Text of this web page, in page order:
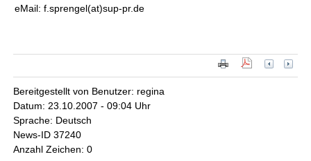
eMail: f.sprengel(at)sup-pr.de
Bereitgestellt von Benutzer: regina
Datum: 23.10.2007 - 09:04 Uhr
Sprache: Deutsch
News-ID 37240
Anzahl Zeichen: 0